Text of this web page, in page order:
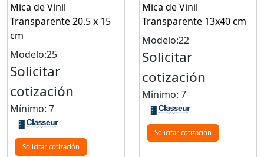
Mica de Vinil
Transparente 20.5 x 15
cm
Modelo:25
Solicitar
cotización
Mínimo: 7
Solicitar cotización
Mica de Vinil
Transparente 13x40 cm
Modelo:22
Solicitar
cotización
Mínimo: 7
Solicitar cotización